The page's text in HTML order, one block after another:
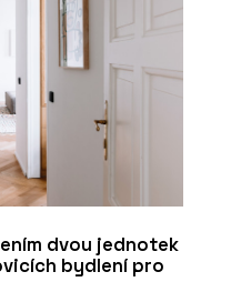
dvou jednotek
bydlení pro